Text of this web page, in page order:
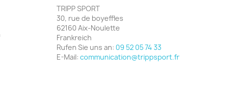
TRIPP SPORT
30, rue de boyeffles
62160 Aix-Noulette
Frankreich
Rufen Sie uns an: 09 52 05 74 33
E-Mail: communication@trippsport.fr